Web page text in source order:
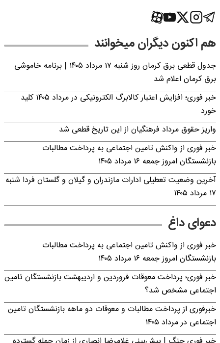
هم اکنون دیگران میخوانند
جدول قطعی برق کرمان روز شنبه ۱۷ مرداد ۱۴۰۵ | برنامه خاموشی
برق کرمان اعلام شد
خبر فوری؛ افزایش اعتبار کالابرگ الکترونیکی در مرداد ۱۴۰۵ کلید
خورد
واریز حقوق مرداد فرهنگیان از این تاریخ قطعی شد
خبر فوری از واکنش تامین اجتماعی به پرداخت مطالبات
بازنشستگان امروز جمعه ۱۶ مرداد ۱۴۰۵
آخرین وضعیت تعطیلی ادارات مازندران و گیلان و گلستان فردا شنبه
۱۷ مرداد ۱۴۰۵
دعوای داغ
خبر فوری از واکنش تامین اجتماعی به پرداخت مطالبات
بازنشستگان امروز جمعه ۱۶ مرداد ۱۴۰۵
خبر فوری؛ پرداخت معوقات فروردین و اردیبهشت بازنشستگان تامین
اجتماعی مشخص شد؟
خبرفوری از پرداخت مطالبات و معوقات دو ماهه بازنشستگان تامین
اجتماعی در مرداد ۱۴۰۵